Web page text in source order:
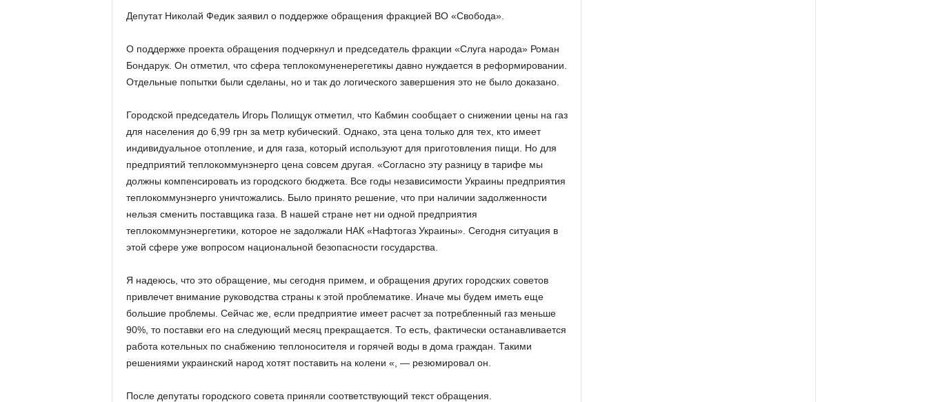
Депутат Николай Федик заявил о поддержке обращения фракцией ВО «Свобода».
О поддержке проекта обращения подчеркнул и председатель фракции «Слуга народа» Роман
Бондарук. Он отметил, что сфера теплокомуненерегетикы давно нуждается в реформировании.
Отдельные попытки были сделаны, но и так до логического завершения это не было доказано.
Городской председатель Игорь Полищук отметил, что Кабмин сообщает о снижении цены на газ
для населения до 6,99 грн за метр кубический. Однако, эта цена только для тех, кто имеет
индивидуальное отопление, и для газа, который используют для приготовления пищи. Но для
предприятий теплокоммунэнерго цена совсем другая. «Согласно эту разницу в тарифе мы
должны компенсировать из городского бюджета. Все годы независимости Украины предприятия
теплокоммунэнерго уничтожались. Было принято решение, что при наличии задолженности
нельзя сменить поставщика газа. В нашей стране нет ни одной предприятия
теплокоммунэнергетики, которое не задолжали НАК «Нафтогаз Украины». Сегодня ситуация в
этой сфере уже вопросом национальной безопасности государства.
Я надеюсь, что это обращение, мы сегодня примем, и обращения других городских советов
привлечет внимание руководства страны к этой проблематике. Иначе мы будем иметь еще
большие проблемы. Сейчас же, если предприятие имеет расчет за потребленный газ меньше
90%, то поставки его на следующий месяц прекращается. То есть, фактически останавливается
работа котельных по снабжению теплоносителя и горячей воды в дома граждан. Такими
решениями украинский народ хотят поставить на колени «, — резюмировал он.
После депутаты городского совета приняли соответствующий текст обращения.